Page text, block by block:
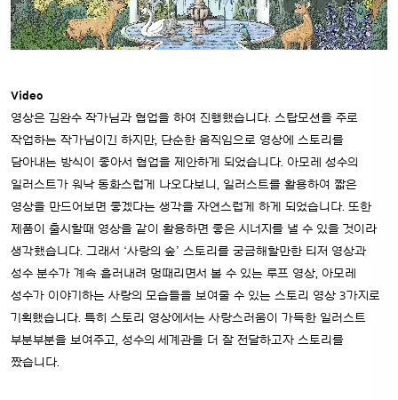
Video
영상은 김완수 작가님과 협업을 하여 진행했습니다. 스탑모션을 주로
작업하는 작가님이긴 하지만, 단순한 움직임으로 영상에 스토리를
담아내는 방식이 좋아서 협업을 제안하게 되었습니다. 아모레 성수의
일러스트가 워낙 동화스럽게 나오다보니, 일러스트를 활용하여 짧은
영상을 만드어보면 좋겠다는 생각을 자연스럽게 하게 되었습니다. 또한
제품이 출시할때 영상을 같이 활용하면 좋은 시너지를 낼 수 있을 것이라
생각했습니다. 그래서 ‘사랑의 숲’ 스토리를 궁금해할만한 티저 영상과
성수 분수가 계속 흘러내려 멍때리면서 볼 수 있는 루프 영상, 아모레
성수가 이야기하는 사랑의 모습들을 보여줄 수 있는 스토리 영상 3가지로
기획했습니다. 특히 스토리 영상에서는 사랑스러움이 가득한 일러스트
부분부분을 보여주고, 성수의 세계관을 더 잘 전달하고자 스토리를
짰습니다.